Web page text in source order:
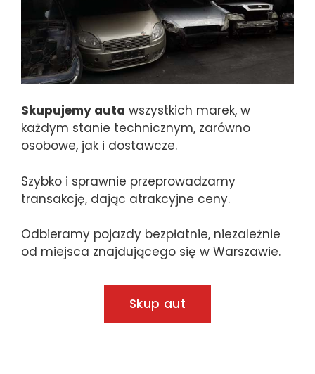
Skupujemy auta wszystkich marek, w
każdym stanie technicznym, zarówno
osobowe, jak i dostawcze.
Szybko i sprawnie przeprowadzamy
transakcję, dając atrakcyjne ceny.
Odbieramy pojazdy bezpłatnie, niezależnie
od miejsca znajdującego się w Warszawie.
Skup aut